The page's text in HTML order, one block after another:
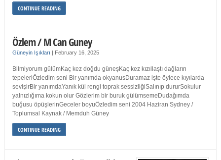
CONTINUE READING
Özlem / M Can Guney
Güneyin Işıkları | February 16, 2025
Bilmiyorum gülümKaç kez doğdu güneşKaç kez kızıllaştı dağların
tepeleriÖzledim seni Bir yanımda okyanusDuramaz işte öylece kıyılarda
sevişirBir yanımdaYanık kül rengi toprak sessizliğiSalınıp dururSokulur
yalnızlığıma kokun olur Gözlerim bir buruk gülümsemeDudağımda
buğusu öpüşlerinGeceler boyuÖzledim seni 2004 Haziran Sydney /
Toplumsal Kaynak / Memduh Güney
CONTINUE READING